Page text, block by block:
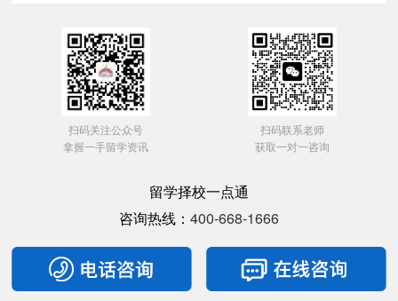
扫码关注公众号
拿握一手留学资讯
扫码联系老师
获取一对一咨询
留学择校一点通
咨询热线： 400-668-1666